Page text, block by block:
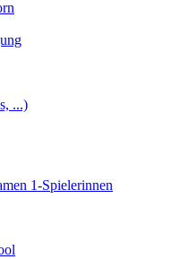
...)
1-Spielerinnen